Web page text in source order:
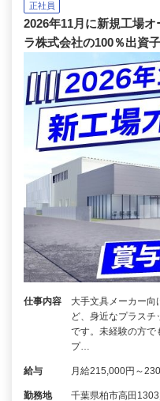
正社員
2026年11月に新規工場
ラ株式会社の100％出資
仕事内容
大手文具メーカー向
ど、身近なプラス
です。未経験の方で
プ…
給与 月給215,000円～
勤務地
千葉県柏市高田